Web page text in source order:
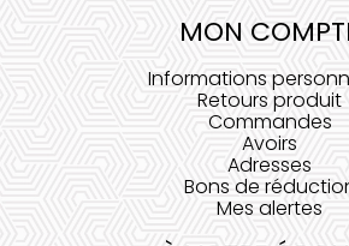
MON
Informations
Retours produit
Commandes
Avoirs
Adresses
Bons de
Mes alertes